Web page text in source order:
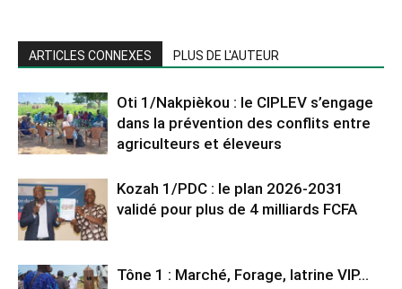
ARTICLES CONNEXES PLUS DE L'AUTEUR
Oti 1/Nakpièkou : le CIPLEV s’engage
dans la prévention des conflits entre
agriculteurs et éleveurs
Kozah 1/PDC : le plan 2026-2031
validé pour plus de 4 milliards FCFA
Tône 1 : Marché, Forage, latrine VIP…